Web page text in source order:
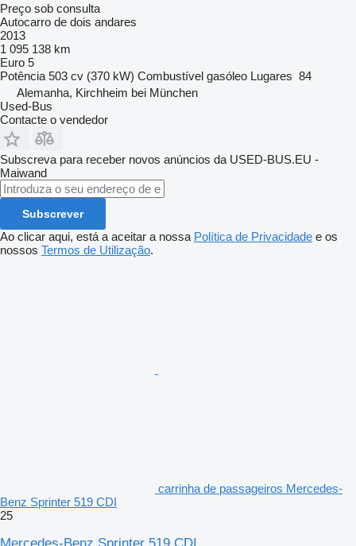
Preço sob consulta
Autocarro de dois andares
2013
1 095 138 km
Euro 5
Potência 503 cv (370 kW) Combustível gasóleo Lugares 84
Alemanha, Kirchheim bei München
Used-Bus
Contacte o vendedor
Subscreva para receber novos anúncios da USED-BUS.EU -
Maiwand
Subscrever
Ao clicar aqui, está a aceitar a nossa Política de Privacidade e os
nossos Termos de Utilização.
carrinha de passageiros Mercedes-
Benz Sprinter 519 CDI
25